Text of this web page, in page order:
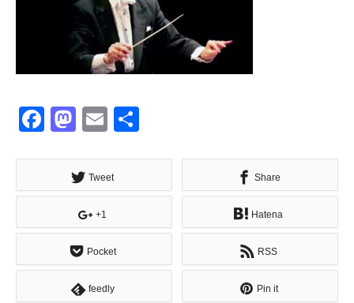
Facebook
Mastodon
Email
Tweet Share
+1 Hatena
Pocket RSS
feedly Pin it